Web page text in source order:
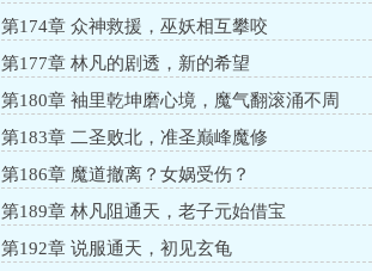
第174章 众神救援，巫妖相互攀咬
第177章 林凡的剧透，新的希望
第180章 袖里乾坤磨心境，魔气翻滚涌不周
第183章 二圣败北，准圣巅峰魔修
第186章 魔道撤离？女娲受伤？
第189章 林凡阻通天，老子元始借宝
第192章 说服通天，初见玄龟